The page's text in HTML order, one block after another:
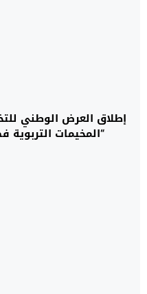
“المخيمات التربوية